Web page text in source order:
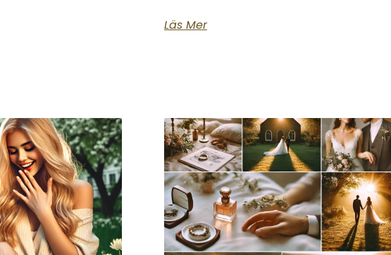
Läs Mer